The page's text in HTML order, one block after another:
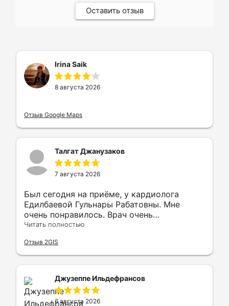
Оставить отзыв
Irina Saik
8 августа 2026
Отзыв Google Maps
Талгат Джанузаков
7 августа 2026
Был сегодня на приёме, у кардиолога
Едилбаевой Гульнары Рабатовны. Мне
очень понравилось. Врач очень
профессиональный. С большим опытом
рекомендовать всем своим знакомым.
Читать полностью
Отзыв 2GIS
Джузеппе Ильдефрансов
6 августа 2026